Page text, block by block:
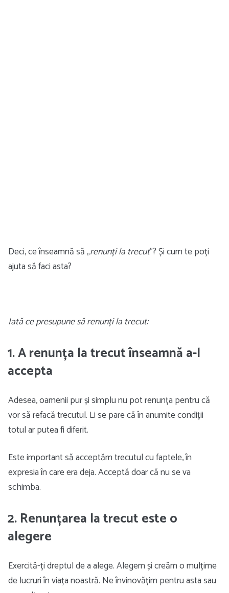
Deci, ce înseamnă să „renunți la trecut”? Și cum te poți
ajuta să faci asta?
Iată ce presupune să renunți la trecut:
1. A renunța la trecut înseamnă a-l
accepta
Adesea, oamenii pur și simplu nu pot renunța pentru că
vor să refacă trecutul. Li se pare că în anumite condiții
totul ar putea fi diferit.
Este important să acceptăm trecutul cu faptele, în
expresia în care era deja. Acceptă doar că nu se va
schimba.
2. Renunțarea la trecut este o
alegere
Exercită-ți dreptul de a alege. Alegem și creăm o mulțime
de lucruri în viața noastră. Ne învinovățim pentru asta sau